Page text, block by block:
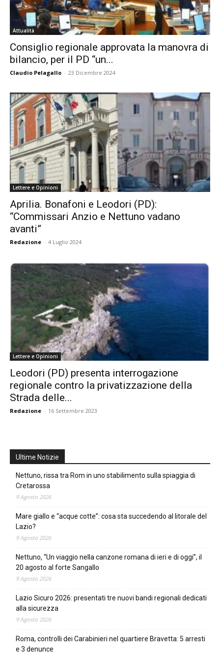
Attualità
Consiglio regionale approvata la manovra di
bilancio, per il PD “un...
Claudio Pelagallo - 23 Dicembre 2024
Lettere e Opinioni
Aprilia. Bonafoni e Leodori (PD):
“Commissari Anzio e Nettuno vadano
avanti”
Redazione - 4 Luglio 2024
Lettere e Opinioni
Leodori (PD) presenta interrogazione
regionale contro la privatizzazione della
Strada delle...
Redazione - 16 Settembre 2023
Ultime Notizie
Nettuno, rissa tra Rom in uno stabilimento sulla spiaggia di
Cretarossa
9 Agosto 2026
Mare giallo e “acque cotte”: cosa sta succedendo al litorale del
Lazio?
9 Agosto 2026
Nettuno, “Un viaggio nella canzone romana di ieri e di oggi”, il
20 agosto al forte Sangallo
9 Agosto 2026
Lazio Sicuro 2026: presentati tre nuovi bandi regionali dedicati
alla sicurezza
9 Agosto 2026
Roma, controlli dei Carabinieri nel quartiere Bravetta: 5 arresti
e 3 denunce